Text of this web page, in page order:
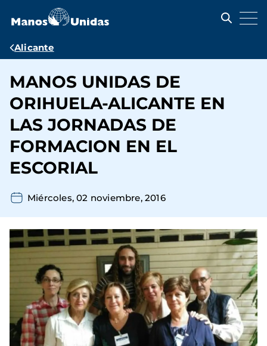
contenido
Ruta
navegación
Alicante
MANOS UNIDAS DE
ORIHUELA-ALICANTE EN
LAS JORNADAS DE
FORMACION EN EL
ESCORIAL
Miércoles, 02 noviembre, 2016